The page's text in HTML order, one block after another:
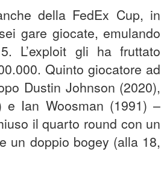
della FedEx Cup, in
gare giocate, emulando
L’exploit gli ha fruttato
Quinto giocatore ad
Dustin Johnson (2020),
e Ian Woosman (1991) –
il quarto round con un
un doppio bogey (alla 18,